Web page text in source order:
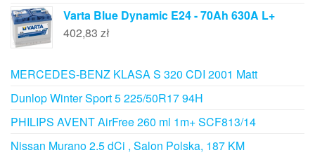
Varta Blue Dynamic E24 - 70Ah 630A L+
402,83 zł
MERCEDES-BENZ KLASA S 320 CDI 2001 Matt
Dunlop Winter Sport 5 225/50R17 94H
PHILIPS AVENT AirFree 260 ml 1m+ SCF813/14
Nissan Murano 2.5 dCi , Salon Polska, 187 KM